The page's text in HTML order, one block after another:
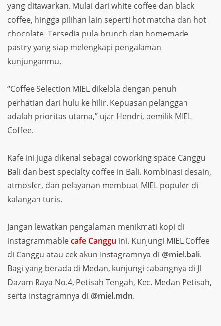
yang ditawarkan. Mulai dari white coffee dan black
coffee, hingga pilihan lain seperti hot matcha dan hot
chocolate. Tersedia pula brunch dan homemade
pastry yang siap melengkapi pengalaman
kunjunganmu.
“Coffee Selection MIEL dikelola dengan penuh
perhatian dari hulu ke hilir. Kepuasan pelanggan
adalah prioritas utama,” ujar Hendri, pemilik MIEL
Coffee.
Kafe ini juga dikenal sebagai coworking space Canggu
Bali dan best specialty coffee in Bali. Kombinasi desain,
atmosfer, dan pelayanan membuat MIEL populer di
kalangan turis.
Jangan lewatkan pengalaman menikmati kopi di
instagrammablecafe Canggu ini. Kunjungi MIEL Coffee
di Canggu atau cek akun Instagramnya di @miel.bali.
Bagi yang berada di Medan, kunjungi cabangnya di Jl
Dazam Raya No.4, Petisah Tengah, Kec. Medan Petisah,
serta Instagramnya di @miel.mdn.